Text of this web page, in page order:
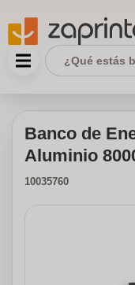
Banco de
Aluminio
10035760